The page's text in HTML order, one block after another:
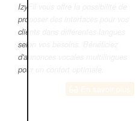
IzyFil vous offre la possibilité de
proposer des interfaces pour vos
clients dans différentes langues
selon vos besoins. Bénéficiez
d'annonces vocales multilingues
pour un confort optimale.